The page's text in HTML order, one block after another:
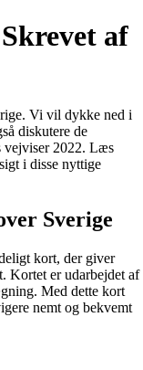
af
Vi vil dykke ned i
diskutere de
vejviser 2022. Læs
i disse nyttige
Sverige
kort, der giver
Kortet er udarbejdet af
Med dette kort
nemt og bekvemt